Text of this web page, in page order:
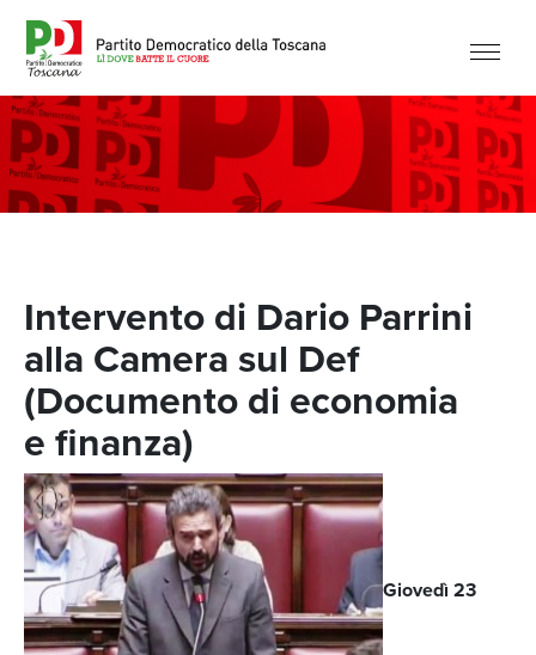
Intervento di Dario Parrini
alla Camera sul Def
(Documento di economia
e finanza)
Giovedì 23